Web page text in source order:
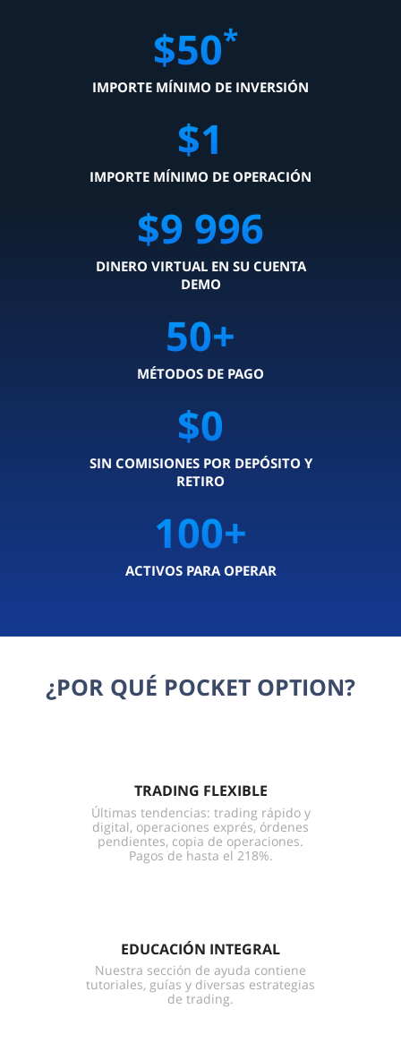
$50*
IMPORTE MÍNIMO DE INVERSIÓN
$1
IMPORTE MÍNIMO DE OPERACIÓN
$10 000
DINERO VIRTUAL EN SU CUENTA
DEMO
50+
MÉTODOS DE PAGO
$0
SIN COMISIONES POR DEPÓSITO Y
RETIRO
100+
ACTIVOS PARA OPERAR
¿POR QUÉ POCKET OPTION?
TRADING FLEXIBLE
Últimas tendencias: trading rápido y
digital, operaciones exprés, órdenes
pendientes, copia de operaciones.
Pagos de hasta el 218%.
EDUCACIÓN INTEGRAL
Nuestra sección de ayuda contiene
tutoriales, guías y diversas estrategias
de trading.